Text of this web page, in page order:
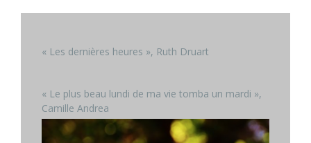
« Les dernières heures », Ruth Druart
« Le plus beau lundi de ma vie tomba un mardi »,
Camille Andrea